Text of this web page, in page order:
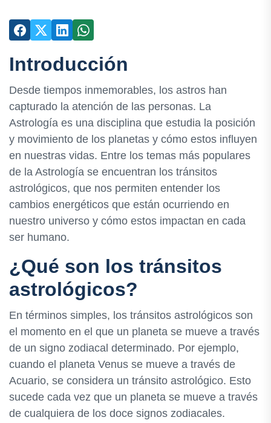
Introducción
Desde tiempos inmemorables, los astros han
capturado la atención de las personas. La
Astrología es una disciplina que estudia la posición
y movimiento de los planetas y cómo estos influyen
en nuestras vidas. Entre los temas más populares
de la Astrología se encuentran los tránsitos
astrológicos, que nos permiten entender los
cambios energéticos que están ocurriendo en
nuestro universo y cómo estos impactan en cada
ser humano.
¿Qué son los tránsitos
astrológicos?
En términos simples, los tránsitos astrológicos son
el momento en el que un planeta se mueve a través
de un signo zodiacal determinado. Por ejemplo,
cuando el planeta Venus se mueve a través de
Acuario, se considera un tránsito astrológico. Esto
sucede cada vez que un planeta se mueve a través
de cualquiera de los doce signos zodiacales.